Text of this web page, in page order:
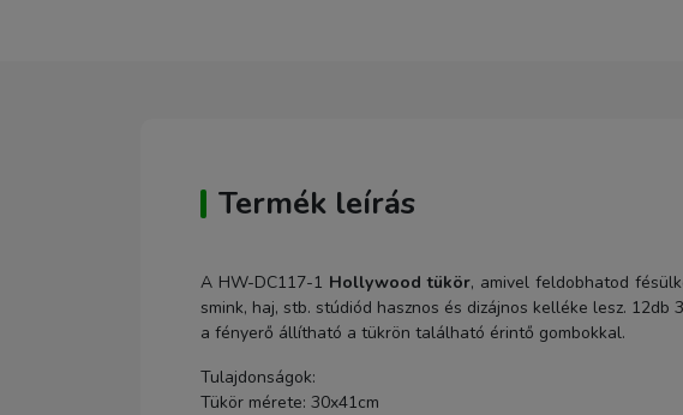
Termék leírás
A HW-DC117-1 Hollywood tükör, amivel feldobhatod
smink, haj, stb. stúdiód hasznos és dizájnos kelléke lesz.
a fényerő állítható a tükrön található érintő gombokkal.
Tulajdonságok:
Tükör mérete: 30x41cm